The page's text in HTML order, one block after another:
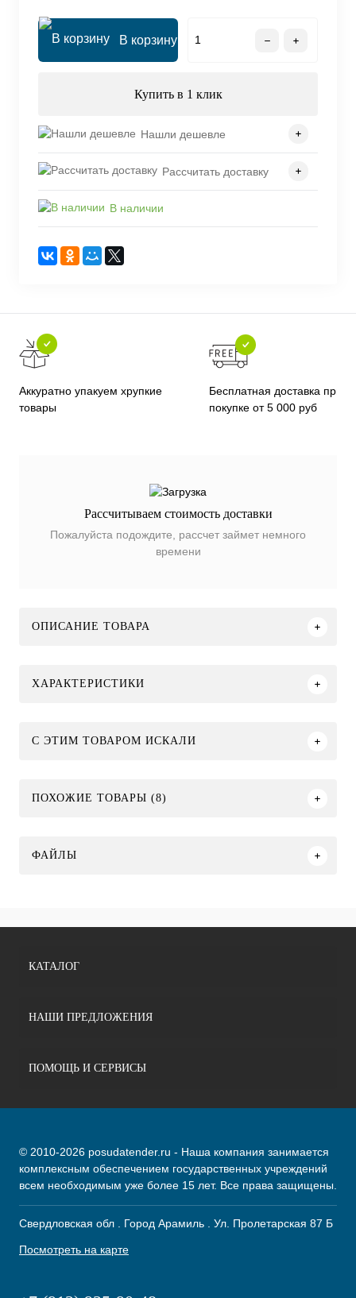
В корзину
Купить в 1 клик
Нашли дешевле
Рассчитать доставку
В наличии
Аккуратно упакуем хрупкие
товары
Бесплатная доставка при
покупке от 5 000 руб
Рассчитываем стоимость доставки
Пожалуйста подождите, рассчет займет немного
времени
ОПИСАНИЕ ТОВАРА
ХАРАКТЕРИСТИКИ
C ЭТИМ ТОВАРОМ ИСКАЛИ
ПОХОЖИЕ ТОВАРЫ (8)
ФАЙЛЫ
КАТАЛОГ
НАШИ ПРЕДЛОЖЕНИЯ
ПОМОЩЬ И СЕРВИСЫ
© 2010-2026 posudatender.ru - Наша компания занимается
комплексным обеспечением государственных учреждений
всем необходимым уже более 15 лет. Все права защищены.
Свердловская обл . Город Арамиль . Ул. Пролетарская 87 Б
Посмотреть на карте